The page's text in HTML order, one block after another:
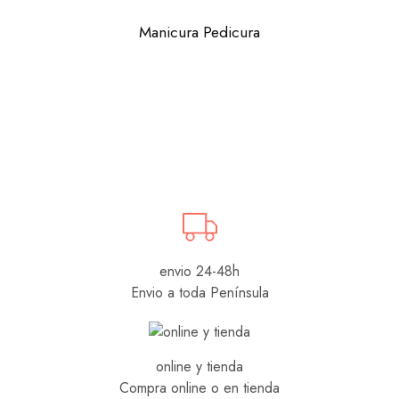
Manicura Pedicura
envio 24-48h
Envio a toda Península
online y tienda
Compra online o en tienda